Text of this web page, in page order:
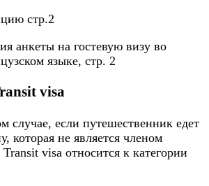
анкеты на гостевую визу во
языке, стр. 2
visa
случае, если путешественник едет
которая не является членом
visa относится к категории